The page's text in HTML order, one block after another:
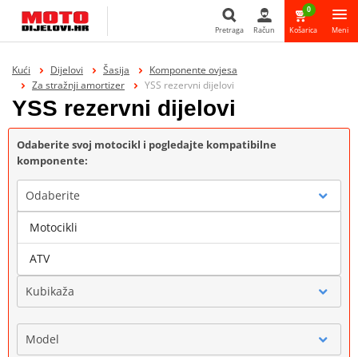
Pretraga Račun
0
Košarica Meni
Kući Dijelovi Šasija
Komponente ovjesa
Za stražnji amortizer
YSS rezervni dijelovi
YSS rezervni dijelovi
Odaberite svoj motocikl i pogledajte kompatibilne
komponente:
Odaberite
Marka
Kubikaža
Model
Motocikli
ATV